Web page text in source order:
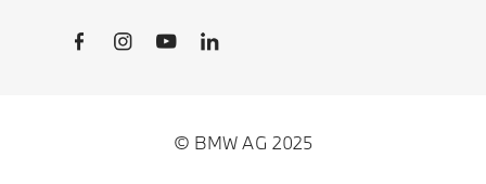
Social Links
© BMW AG 2025